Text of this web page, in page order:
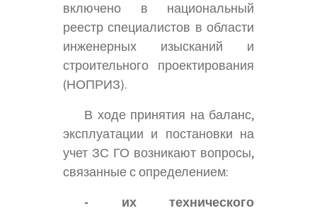
включено в национальный
реестр специалистов в области
инженерных изысканий и
строительного проектирования
(НОПРИЗ).
В ходе принятия на баланс,
эксплуатации и постановки на
учет ЗС ГО возникают вопросы,
связанные с определением:
- их технического